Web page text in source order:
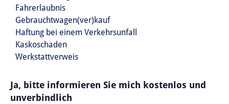
Fahrerlaubnis
Gebrauchtwagen(ver)kauf
Haftung bei einem Verkehrsunfall
Kaskoschaden
Werkstattverweis
Ja, bitte informieren Sie mich kostenlos und
unverbindlich